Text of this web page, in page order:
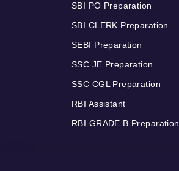
SBI PO Preparation
SBI CLERK Preparation
SEBI Preparation
SSC JE Preparation
SSC CGL Preparation
RBI Assistant
RBI GRADE B Preparation